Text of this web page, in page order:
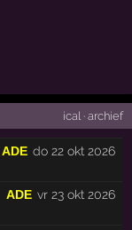
ical· archief
do 22 okt 2026
ADE
vr 23 okt 2026
ADE